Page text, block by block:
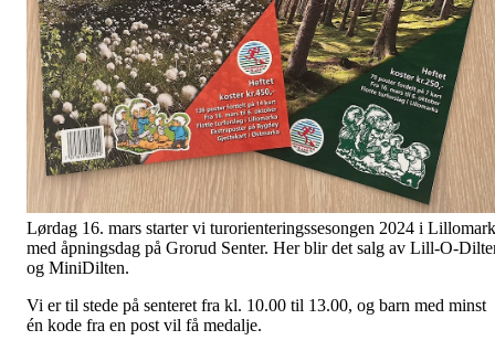
Lørdag 16. mars starter vi turorienteringssesongen 2024 i
med åpningsdag på Grorud Senter. Her blir det salg av Lill-O-
og MiniDilten.
Vi er til stede på senteret fra kl. 10.00 til 13.00, og barn med minst
én kode fra en post vil få medalje.